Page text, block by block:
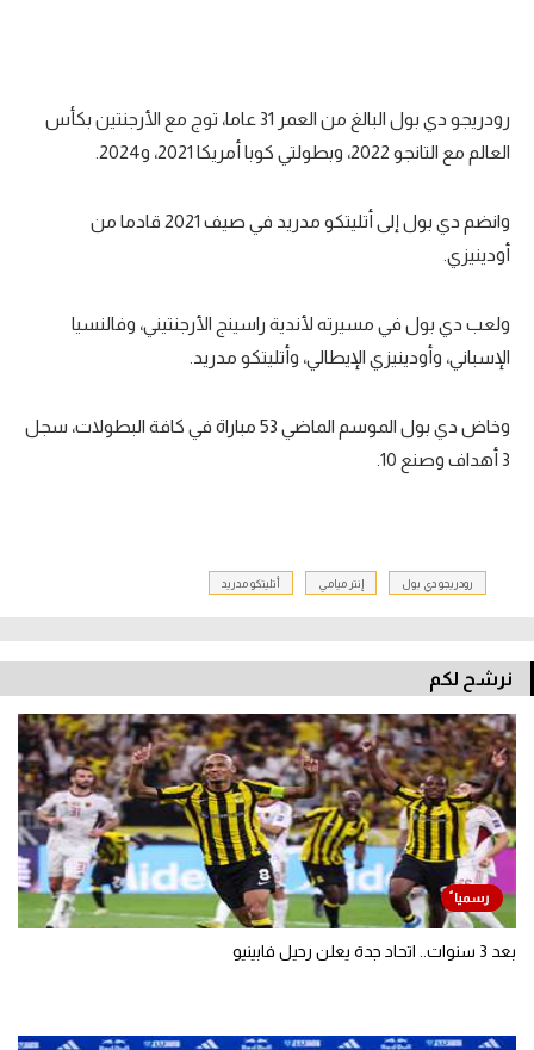
رودريجو دي بول البالغ من العمر 31 عاما، توج مع الأرجنتين بكأس
العالم مع التانجو 2022، وبطولتي كوبا أمريكا 2021، و2024.
وانضم دي بول إلى أتليتكو مدريد في صيف 2021 قادما من
أودينيزي.
ولعب دي بول في مسيرته لأندية راسينج الأرجنتيني، وفالنسيا
الإسباني، وأودينيزي الإيطالي، وأتليتكو مدريد.
وخاض دي بول الموسم الماضي 53 مباراة في كافة البطولات، سجل
3 أهداف وصنع 10.
رودريجو دي بول إنتر ميامي أتليتكو مدريد
نرشح لكم
بعد 3 سنوات.. اتحاد جدة يعلن رحيل فابينيو